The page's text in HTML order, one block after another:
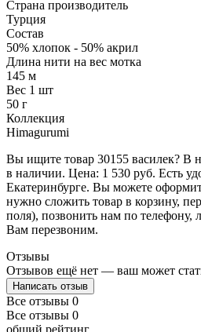
Страна производитель
Турция
Состав
50% хлопок - 50% акрил
Длина нити на вес мотка
145 м
Вес 1 шт
50 г
Коллекция
Himagurumi
Вы ищите товар 30155 василек? В
в наличии. Цена: 1 530 руб. Есть
Екатеринбурге. Вы можете
нужно сложить товар в корзину,
поля), позвонить нам по телефону,
Вам перезвоним.
Отзывы
Отзывов ещё нет — ваш может
Написать отзыв
Все отзывы 0
Все отзывы 0
общий рейтинг